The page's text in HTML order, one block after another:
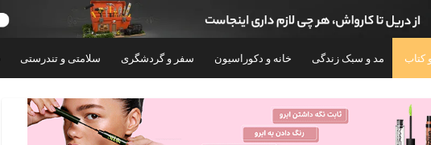
کتاب مد و سبک زندگی خانه و دکوراسیون سفر و گردشگری سلامتی و تندرستی